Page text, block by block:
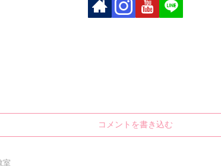
コメントを書き込む
室